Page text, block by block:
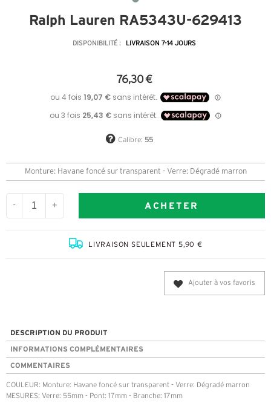
Ralph Lauren RA5343U-629413
DISPONIBILITÉ : LIVRAISON 7-14 JOURS
76,30 €
Calibre: 55
Monture: Havane foncé sur transparent - Verre: Dégradé marron
- + ACHETER
LIVRAISON SEULEMENT 5,90 €
Ajouter à vos favoris
DESCRIPTION DU PRODUIT
INFORMATIONS COMPLÉMENTAIRES
COMMENTAIRES
COULEUR: Monture: Havane foncé sur transparent - Verre: Dégradé marron
MESURES: Verre: 55mm - Pont: 17mm - Branche: 17mm